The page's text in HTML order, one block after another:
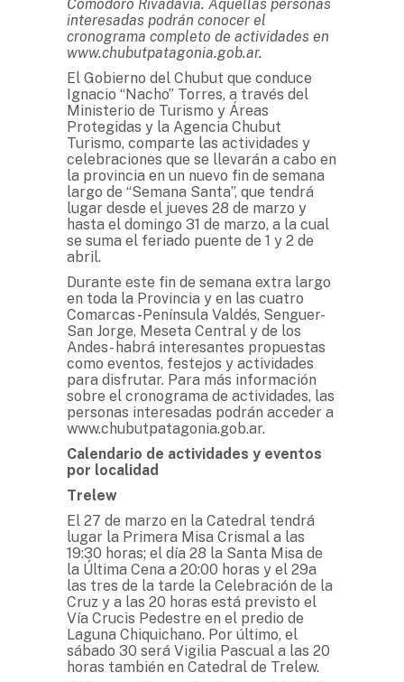
Comodoro Rivadavia. Aquellas personas
interesadas podrán conocer el
cronograma completo de actividades en
www.chubutpatagonia.gob.ar.
El Gobierno del Chubut que conduce
Ignacio “Nacho” Torres, a través del
Ministerio de Turismo y Áreas
Protegidas y la Agencia Chubut
Turismo, comparte las actividades y
celebraciones que se llevarán a cabo en
la provincia en un nuevo fin de semana
largo de “Semana Santa”, que tendrá
lugar desde el jueves 28 de marzo y
hasta el domingo 31 de marzo, a la cual
se suma el feriado puente de 1 y 2 de
abril.
Durante este fin de semana extra largo
en toda la Provincia y en las cuatro
Comarcas -Península Valdés, Senguer-
San Jorge, Meseta Central y de los
Andes- habrá interesantes propuestas
como eventos, festejos y actividades
para disfrutar. Para más información
sobre el cronograma de actividades, las
personas interesadas podrán acceder a
www.chubutpatagonia.gob.ar.
Calendario de actividades y eventos
por localidad
Trelew
El 27 de marzo en la Catedral tendrá
lugar la Primera Misa Crismal a las
19:30 horas; el día 28 la Santa Misa de
la Última Cena a 20:00 horas y el 29a
las tres de la tarde la Celebración de la
Cruz y a las 20 horas está previsto el
Vía Crucis Pedestre en el predio de
Laguna Chiquichano. Por último, el
sábado 30 será Vigilia Pascual a las 20
horas también en Catedral de Trelew.